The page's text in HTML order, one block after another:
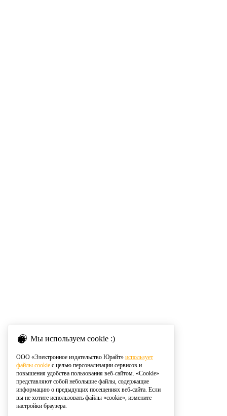
Мы используем cookie :)
ООО «Электронное издательство Юрайт» использует
файлы cookie с целью персонализации сервисов и
повышения удобства пользования веб-сайтом. «Cookie»
представляют собой небольшие файлы, содержащие
информацию о предыдущих посещениях веб-сайта. Если
вы не хотите использовать файлы «cookie», измените
настройки браузера.